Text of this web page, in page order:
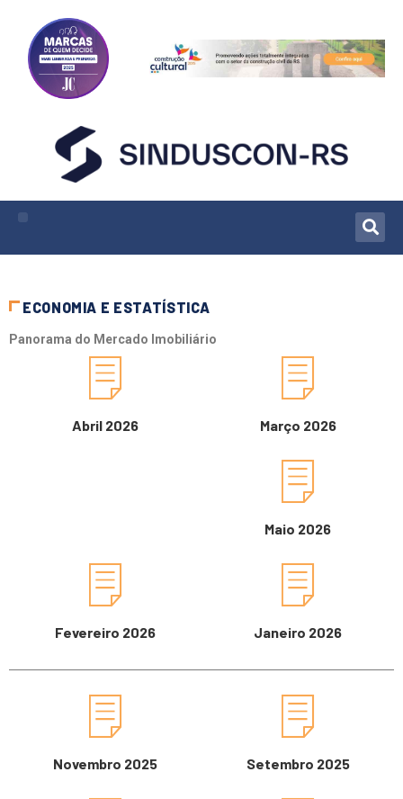
ECONOMIA E ESTATÍSTICA
Panorama do Mercado Imobiliário
Abril 2026 Março 2026
Fevereiro 2026
Maio 2026
Janeiro 2026
Novembro 2025 Setembro 2025